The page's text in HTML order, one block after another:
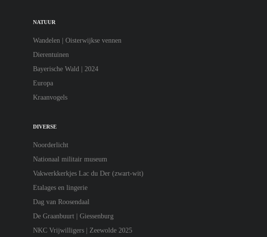
NATUUR
Wandelen | Oisterwijkse vennen
Dierentuinen
Bayerische Wald | 2024
Europa
Kraanvogels
DIVERSE
Noorderlicht
Nationaal militair museum
Vakwerkkerkjes Lac du Der (zwart-wit)
Etalages en lingerie
Dag van Roosendaal
De Graanbuurt | Giessenburg
NKC Vrijwilligers | Zeewolde 2025